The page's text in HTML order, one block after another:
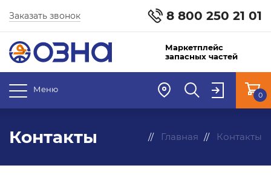
8 800 250 21 01
Заказать звонок
Маркетплейс
запасных частей
Меню
0
Контакты Главная Контакты